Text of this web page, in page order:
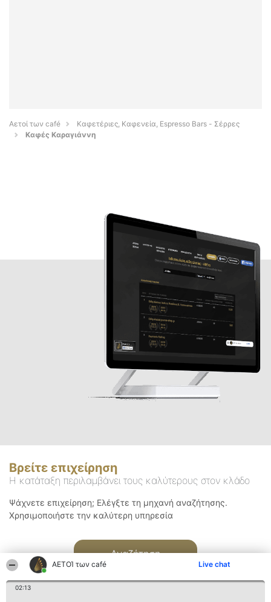
ΑΕΤΟΊ των café Live chat
02:13
Αετοί των café
Καφετέριες, Καφενεία, Espresso Bars - Σέρρες
Καφές Καραγιάννη
Βρείτε επιχείρηση
Η κατάταξη περιλαμβάνει τους καλύτερους στον κλάδο
Ψάχνετε επιχείρηση; Ελέγξτε τη μηχανή αναζήτησης.
Χρησιμοποιήστε την καλύτερη υπηρεσία
Αναζήτηση